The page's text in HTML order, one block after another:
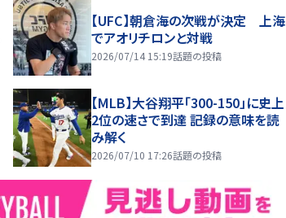
【UFC】朝倉海の次戦が決定 上海
でアオリチロンと対戦
2026/07/14 15:19話題の投稿
【MLB】大谷翔平「300-150」に史上
2位の速さで到達 記録の意味を読
み解く
2026/07/10 17:26話題の投稿